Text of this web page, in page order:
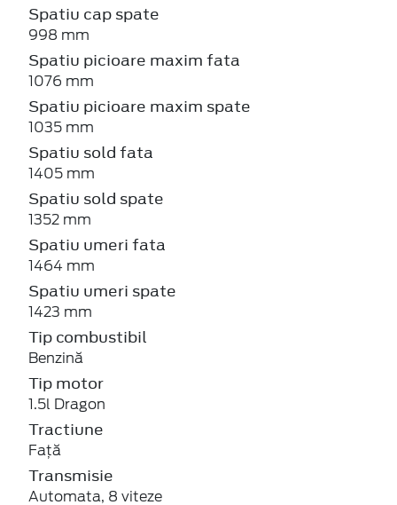
Spatiu cap spate
998 mm
Spatiu picioare maxim fata
1076 mm
Spatiu picioare maxim spate
1035 mm
Spatiu sold fata
1405 mm
Spatiu sold spate
1352 mm
Spatiu umeri fata
1464 mm
Spatiu umeri spate
1423 mm
Tip combustibil
Benzină
Tip motor
1.5l Dragon
Tractiune
Față
Transmisie
Automata, 8 viteze